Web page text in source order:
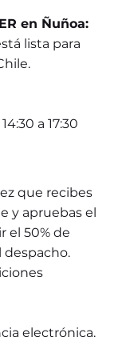
en Ñuñoa:
lista para
a 17:30
que recibes
y apruebas el
el 50% de
despacho.
electrónica.